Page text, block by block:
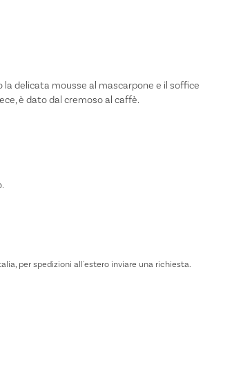
delicata mousse al mascarpone e il soffice
è dato dal cremoso al caffè.
per spedizioni all'estero inviare una richiesta.